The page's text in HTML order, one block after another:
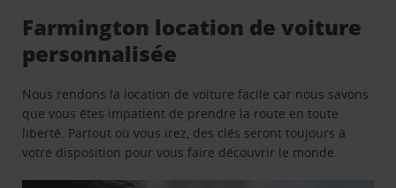
Farmington location de voiture
personnalisée
Nous rendons la location de voiture facile car nous savons
que vous êtes impatient de prendre la route en toute
liberté. Partout où vous irez, des clés seront toujours à
votre disposition pour vous faire découvrir le monde.